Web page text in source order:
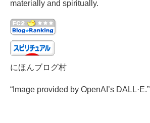
materially and spiritually.
にほんブログ村
“Image provided by OpenAI’s DALL·E.”